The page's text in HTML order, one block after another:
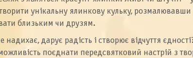
унікальну ялинкову кульку,
близьким чи друзям.
дарує радість і створює відчуття
поєднати передсвятковий настрій з